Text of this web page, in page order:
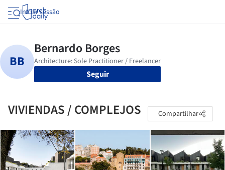
Iniciar sessão
Seguir
VIVIENDAS / COMPLEJOS Compartilhar